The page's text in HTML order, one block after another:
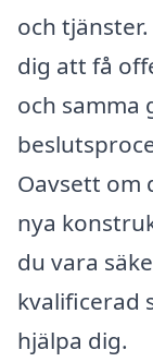
och
dig att få
och samma
Oavsett om
nya
du vara
kvalificerad
hjälpa dig.